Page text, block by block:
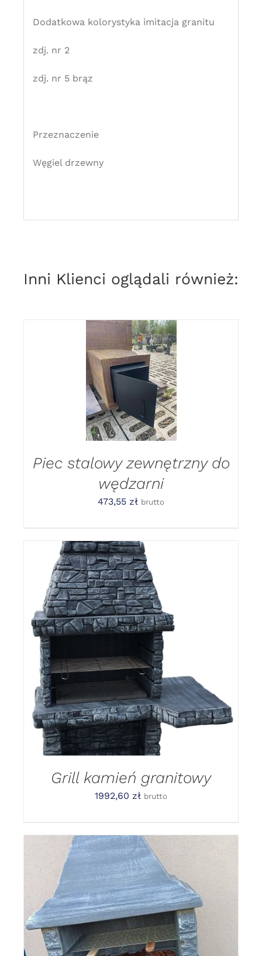
Dodatkowa kolorystyka imitacja granitu
zdj. nr 2
zdj. nr 5 brąz
Przeznaczenie
Węgiel drzewny
Inni Klienci oglądali również:
DODAJ DO
KOSZYKA
/
DETAILS
Piec stalowy zewnętrzny do
wędzarni
473,55 zł brutto
DODAJ DO KOSZYKA
DETAILS
Grill kamień granitowy
1992,60 zł brutto